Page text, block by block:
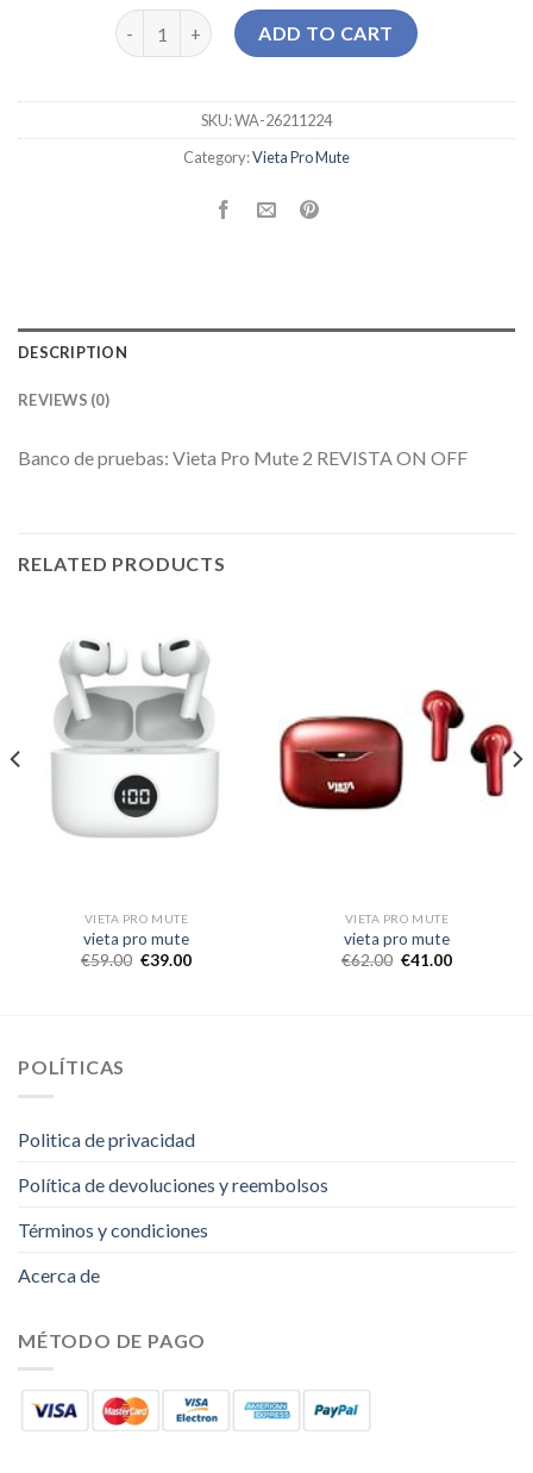
vieta pro mute quantityADD TO CART
SKU:WA-26211224
Category:Vieta Pro Mute
DESCRIPTION
REVIEWS (0)
Banco de pruebas: Vieta Pro Mute 2 REVISTA ON OFF
RELATED PRODUCTS
VIETA PRO MUTE
vieta pro mute
€59.00 €39.00
VIETA PRO MUTE
vieta pro mute
€62.00 €41.00
POLÍTICAS
Politica de privacidad
Política de devoluciones y reembolsos
Términos y condiciones
Acerca de
MÉTODO DE PAGO